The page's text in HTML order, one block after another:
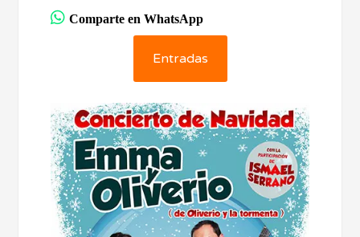
Comparte en WhatsApp
Entradas